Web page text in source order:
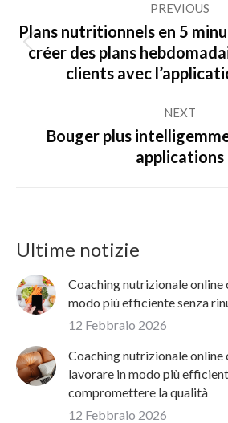
navigation
PREVIOUS
post:
Plans nutritionnels en 5
créer des plans
clients avec
NEXT
Next
post:
Bouger plus
applications
Ultime notizie
Coaching nutrizionale online
modo più efficiente senza
12 Febbraio 2026
Coaching nutrizionale online
lavorare in modo più
compromettere la qualità
12 Febbraio 2026